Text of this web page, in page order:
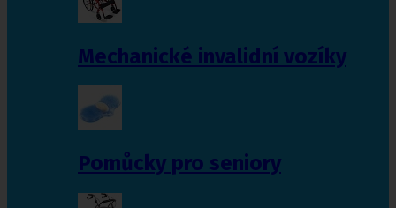
Mechanické invalidní vozíky
Pomůcky pro seniory